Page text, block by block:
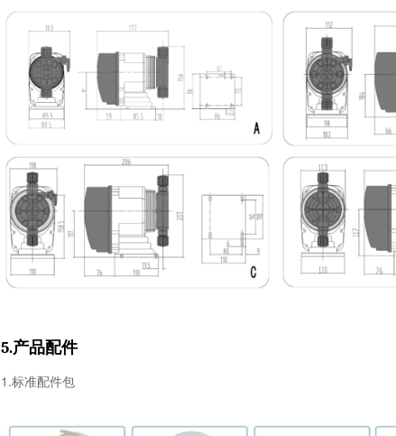
5.产品配件
1.标准配件包